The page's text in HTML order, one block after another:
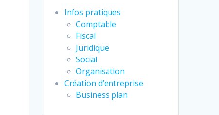
Infos pratiques
Comptable
Fiscal
Juridique
Social
Organisation
Création d’entreprise
Business plan